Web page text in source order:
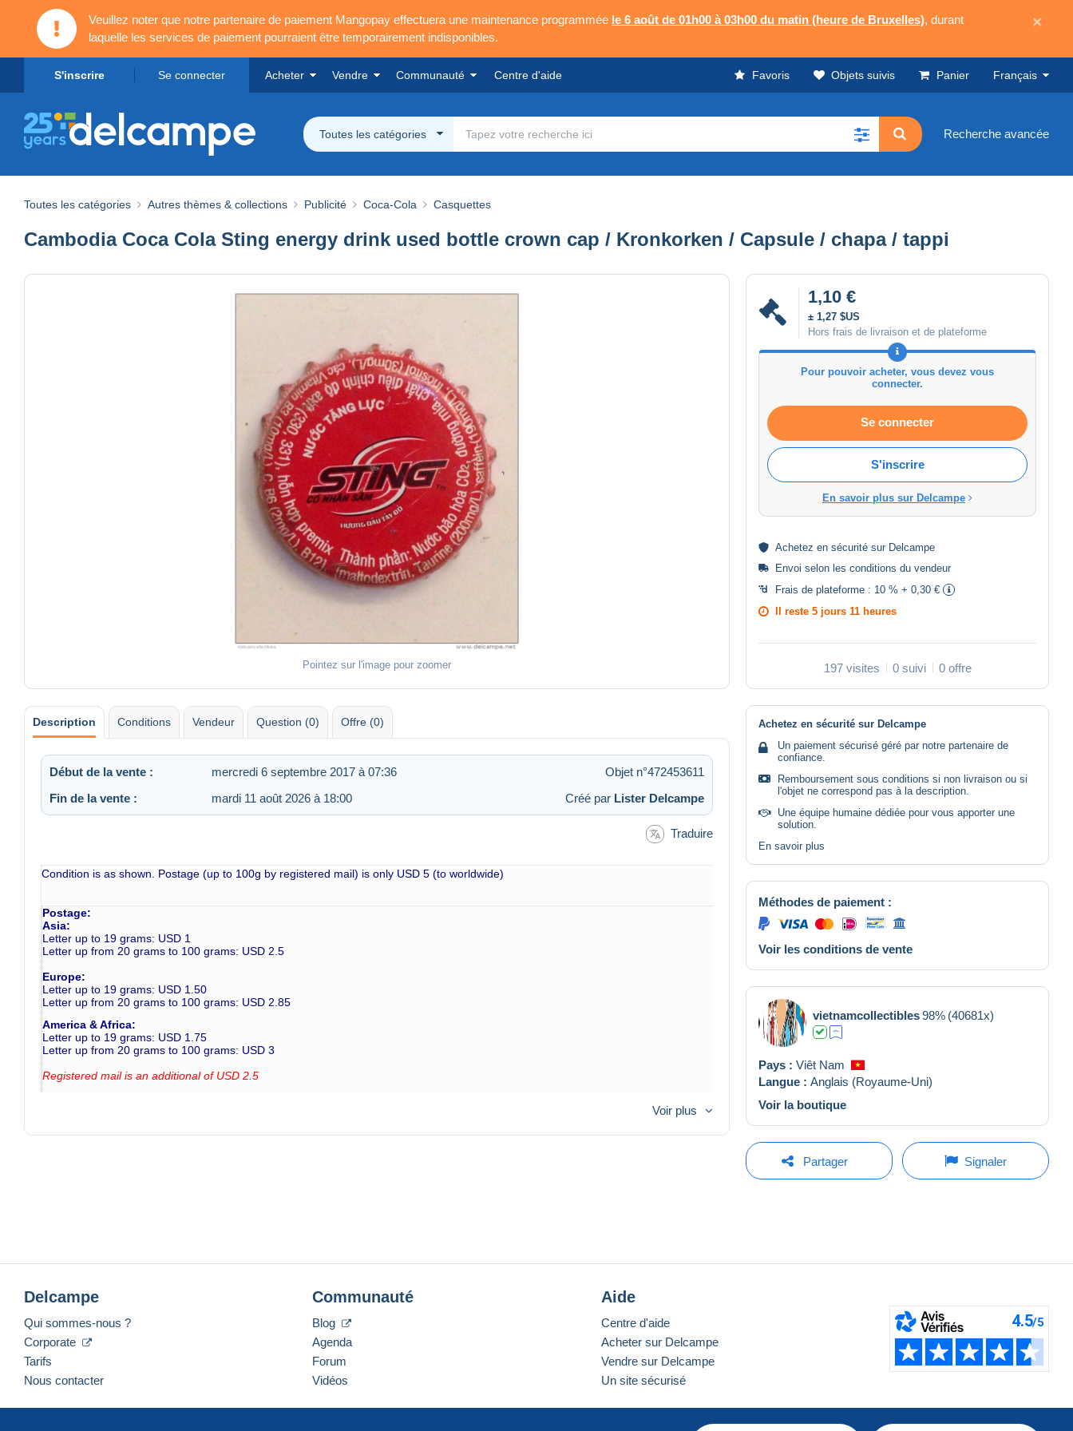
Veuillez noter que notre partenaire de paiement Mangopay effectuera une maintenance programmée le 6 août de 01h00 à 03h00 du matin (heure de Bruxelles), durant
laquelle les services de paiement pourraient être temporairement indisponibles.
×
S'inscrire Se connecter Acheter Vendre Communauté Centre d'aide Favoris Objets suivis Panier Français
Toutes les catégories Recherche avancée
Toutes les catégories Autres thèmes & collections Publicité Coca-Cola Casquettes
Cambodia Coca Cola Sting energy drink used bottle crown cap / Kronkorken / Capsule / chapa / tappi
Pointez sur l'image pour zoomer
1,10 €
± 1,27 $US
Hors frais de livraison et de plateforme
Pour pouvoir acheter, vous devez vous
connecter.
Se connecter
S'inscrire
En savoir plus sur Delcampe
Achetez en sécurité sur Delcampe
Envoi selon les conditions du vendeur
Frais de plateforme : 10 % + 0,30 €
Il reste 5 jours 11 heures
197 visites 0 suivi 0 offre
Description Conditions Vendeur Question (0) Offre (0)
Début de la vente : mercredi 6 septembre 2017 à 07:36
Objet n°472453611
Fin de la vente :
mardi 11 août 2026 à 18:00 Créé par Lister Delcampe
Traduire
Condition is as shown. Postage (up to 100g by registered mail) is only USD 5 (to worldwide)
Postage:
Asia:
Letter up to 19 grams: USD 1
Letter up from 20 grams to 100 grams: USD 2.5
Europe:
Letter up to 19 grams: USD 1.50
Letter up from 20 grams to 100 grams: USD 2.85
America & Africa:
Letter up to 19 grams: USD 1.75
Letter up from 20 grams to 100 grams: USD 3
Registered mail is an additional of USD 2.5
Voir plus
Achetez en sécurité sur Delcampe
Un paiement sécurisé géré par notre partenaire de
confiance.
Remboursement sous conditions si non livraison ou si
l'objet ne correspond pas à la description.
Une équipe humaine dédiée pour vous apporter une
solution.
En savoir plus
Méthodes de paiement :
Voir les conditions de vente
vietnamcollectibles98% (40681x)
Pays : Viêt Nam
Langue : Anglais (Royaume-Uni)
Voir la boutique
Partager Signaler
Delcampe
Qui sommes-nous ?
Corporate
Tarifs
Nous contacter
Communauté
Blog
Agenda
Forum
Vidéos
Aide
Centre d'aide
Acheter sur Delcampe
Vendre sur Delcampe
Un site sécurisé